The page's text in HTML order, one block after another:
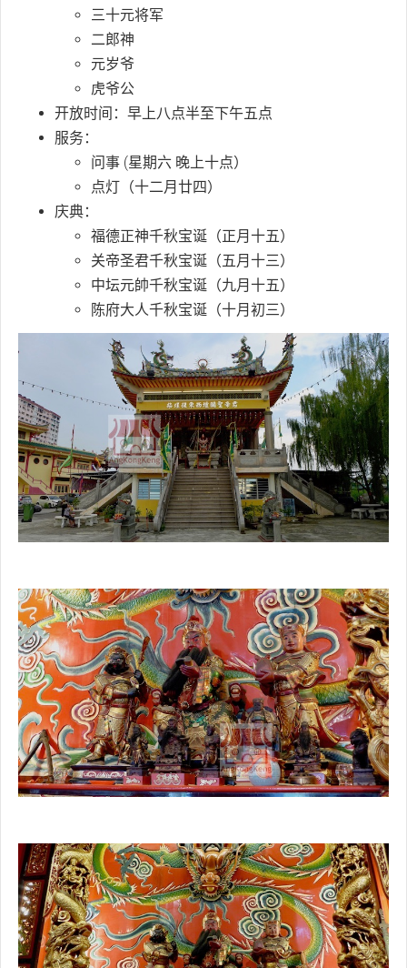
三十元将军
二郎神
元岁爷
虎爷公
开放时间：早上八点半至下午五点
服务：
问事 (星期六 晚上十点）
点灯（十二月廿四）
庆典：
福德正神千秋宝诞（正月十五）
关帝圣君千秋宝诞（五月十三）
中坛元帥千秋宝诞（九月十五）
陈府大人千秋宝诞（十月初三）